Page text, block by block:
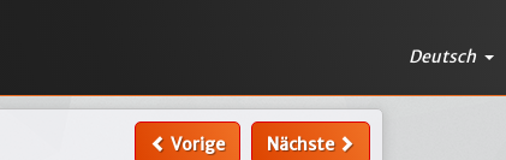
Deutsch
Vorige Nächste